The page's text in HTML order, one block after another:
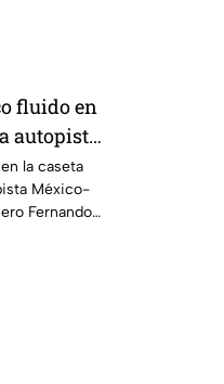
fluido en
autopista
la caseta
México-
Fernando